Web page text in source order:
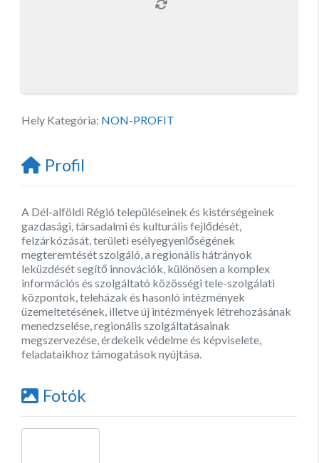
Hely Kategória: NON-PROFIT
Profil
A Dél-alföldi Régió településeinek és kistérségeinek
gazdasági, társadalmi és kulturális fejlődését,
felzárkózását, területi esélyegyenlőségének
megteremtését szolgáló, a regionális hátrányok
leküzdését segítő innovációk, különösen a komplex
információs és szolgáltató közösségi tele-szolgálati
központok, teleházak és hasonló intézmények
üzemeltetésének, illetve új intézmények létrehozásának
menedzselése, regionális szolgáltatásainak
megszervezése, érdekeik védelme és képviselete,
feladataikhoz támogatások nyújtása.
Fotók